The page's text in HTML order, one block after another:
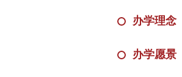
办学理念
办学愿景